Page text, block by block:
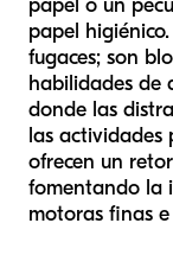
papel o un
papel
fugaces; son
habilidades de
donde las
las actividades
ofrecen un
fomentando la
motoras finas